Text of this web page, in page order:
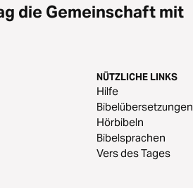
die Gemeinschaft mit
NÜTZLICHE LINKS
Hilfe
Bibelübersetzungen
Hörbibeln
Bibelsprachen
Vers des Tages